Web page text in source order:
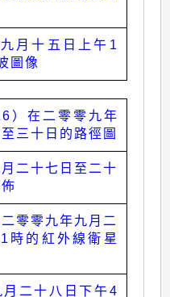
月十五日上午1
圖像
）在二零零九年
三十日的路徑圖
二十七日至二十
零零九年九月二
時的紅外線衛星
月二十八日下午4